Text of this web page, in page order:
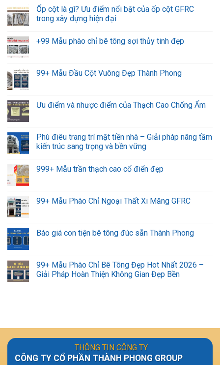
Ốp cột là gì? Ưu điểm nổi bật của ốp cột GFRC
trong xây dựng hiện đại
+99 Mẫu phào chỉ bê tông sợi thủy tinh đẹp
99+ Mẫu Đầu Cột Vuông Đẹp Thành Phong
Ưu điểm và nhược điểm của Thạch Cao Chống Ẩm
Phù điêu trang trí mặt tiền nhà – Giải pháp nâng tầm
kiến trúc sang trọng và bền vững
999+ Mẫu trần thạch cao cổ điển đẹp
99+ Mẫu Phào Chỉ Ngoại Thất Xi Măng GFRC
Báo giá con tiện bê tông đúc sẵn Thành Phong
99+ Mẫu Phào Chỉ Bê Tông Đẹp Hot Nhất 2026 –
Giải Pháp Hoàn Thiện Không Gian Đẹp Bền
THÔNG TIN CÔNG TY
CÔNG TY CỔ PHẦN THÀNH PHONG GROUP